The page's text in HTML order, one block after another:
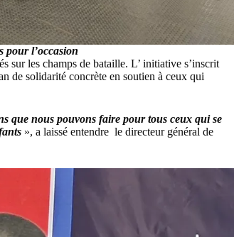
pour l’occasion
sur les champs de bataille. L’ initiative s’inscrit
de solidarité concrète en soutien à ceux qui
que nous pouvons faire pour tous ceux qui se
», a laissé entendre le directeur général de